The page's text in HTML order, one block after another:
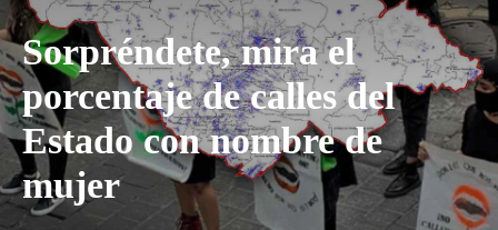
Sorpréndete, mira el
porcentaje de calles del
Estado con nombre de
mujer